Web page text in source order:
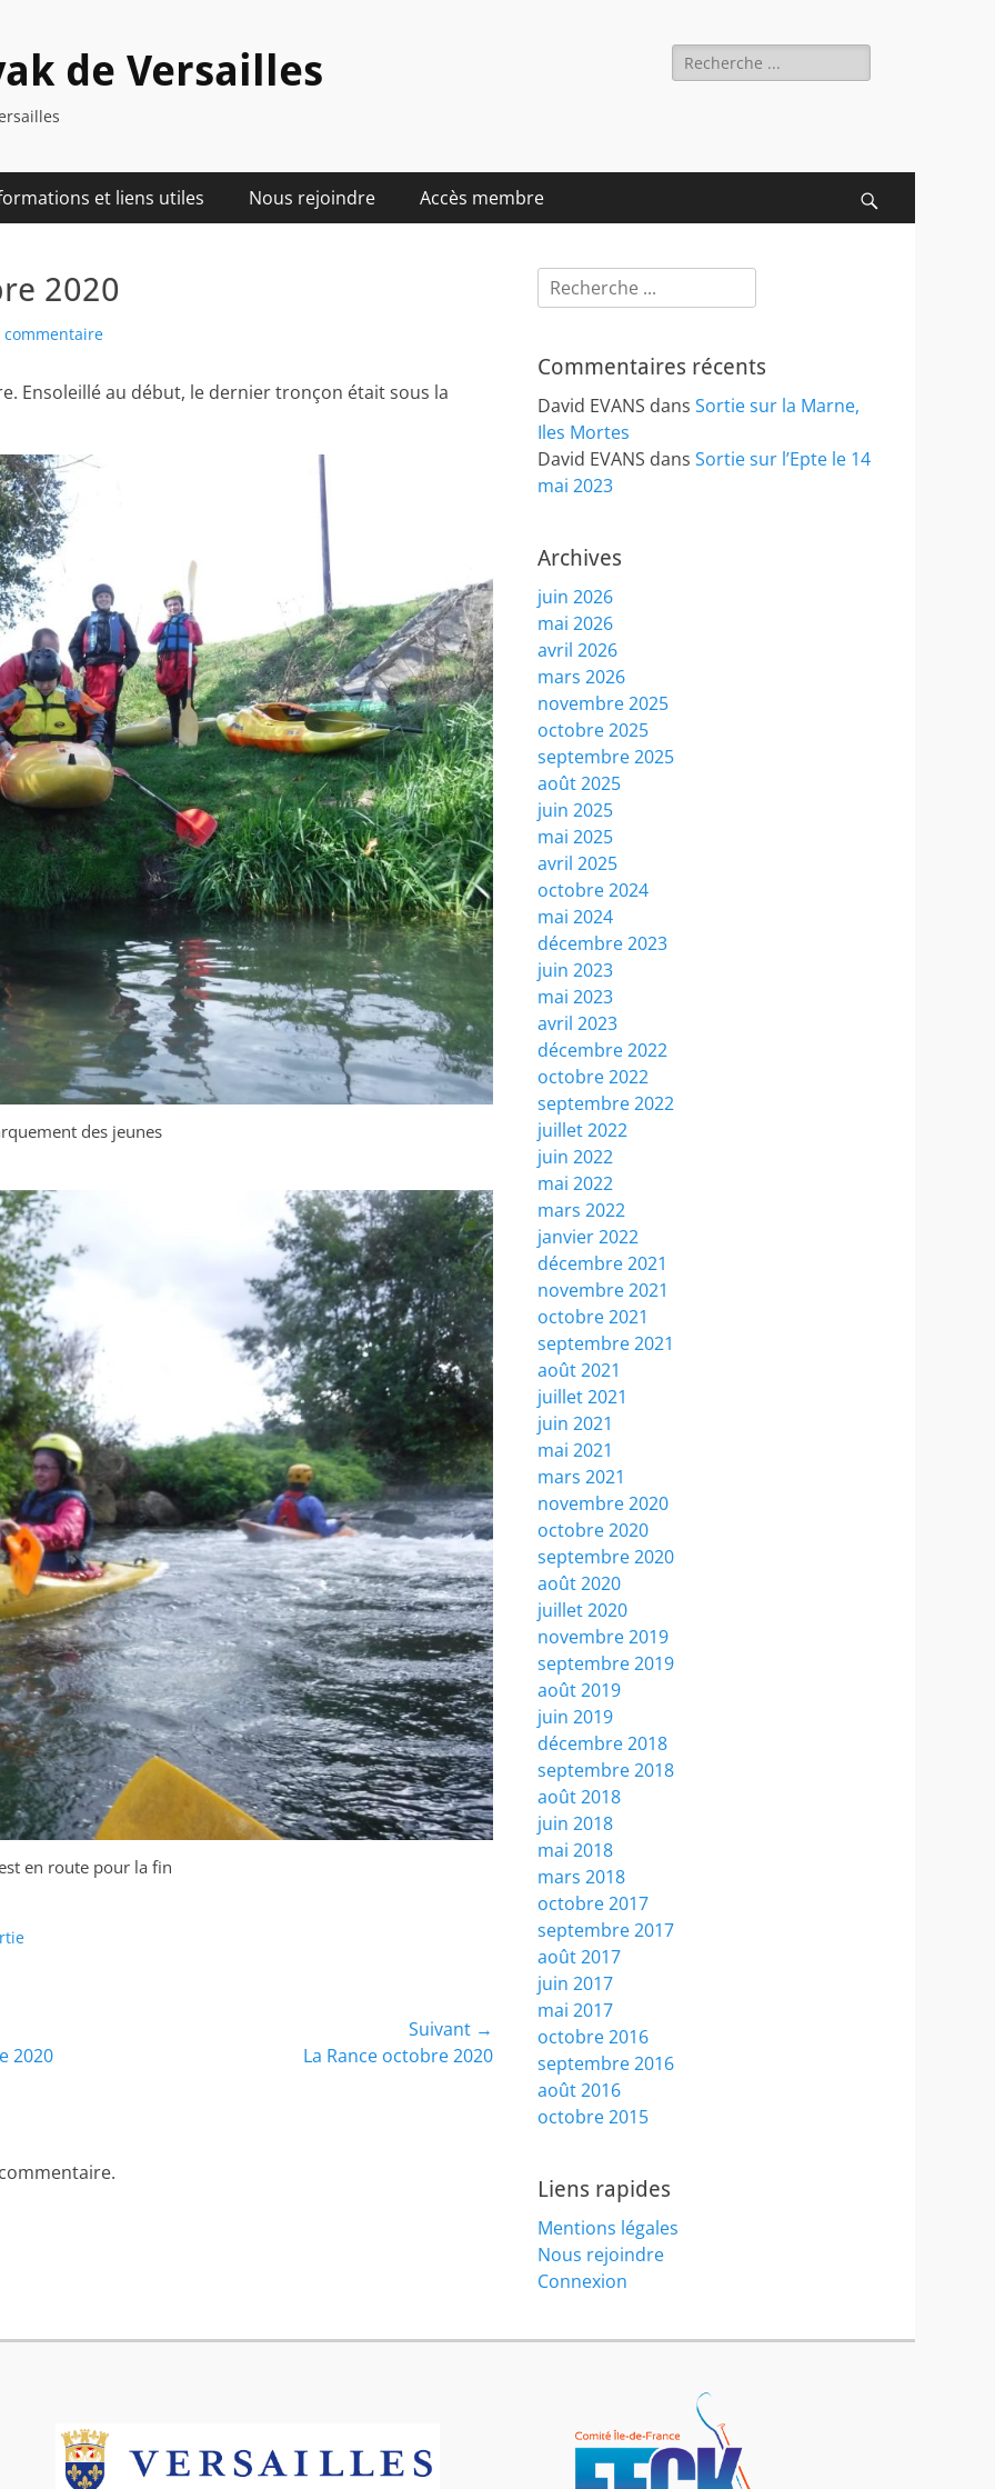
de Versailles Rechercher :
et liens utiles Nous rejoindre Accès membre
2020
commentaire
Ensoleillé au début, le dernier tronçon était sous la
des jeunes
en route pour la fin
2020
Suivant →
La Rance octobre 2020
Rechercher :
Commentaires récents
David EVANS dans Sortie sur la Marne,
Iles Mortes
David EVANS dans Sortie sur l’Epte le 14
mai 2023
Archives
juin 2026
mai 2026
avril 2026
mars 2026
novembre 2025
octobre 2025
septembre 2025
août 2025
juin 2025
mai 2025
avril 2025
octobre 2024
mai 2024
décembre 2023
juin 2023
mai 2023
avril 2023
décembre 2022
octobre 2022
septembre 2022
juillet 2022
juin 2022
mai 2022
mars 2022
janvier 2022
décembre 2021
novembre 2021
octobre 2021
septembre 2021
août 2021
juillet 2021
juin 2021
mai 2021
mars 2021
novembre 2020
octobre 2020
septembre 2020
août 2020
juillet 2020
novembre 2019
septembre 2019
août 2019
juin 2019
décembre 2018
septembre 2018
août 2018
juin 2018
mai 2018
mars 2018
octobre 2017
septembre 2017
août 2017
juin 2017
mai 2017
octobre 2016
septembre 2016
août 2016
octobre 2015
Liens rapides
Mentions légales
Nous rejoindre
Connexion